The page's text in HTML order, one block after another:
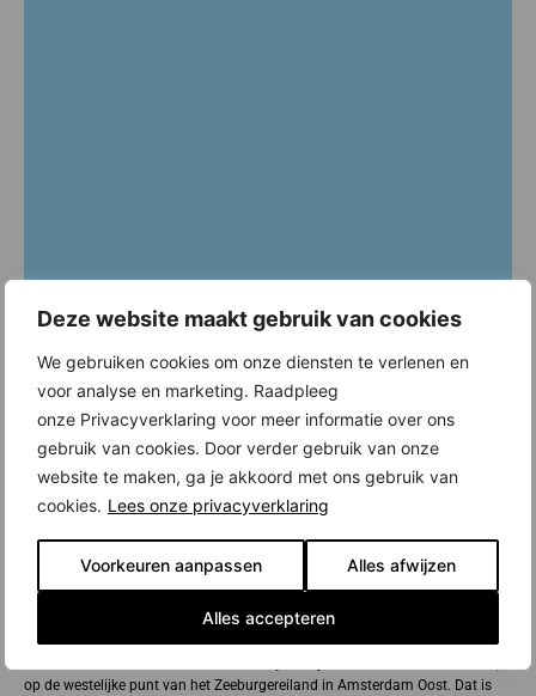
Deze website maakt gebruik van cookies
We gebruiken cookies om onze diensten te verlenen en
voor analyse en marketing. Raadpleeg
onze Privacyverklaring voor meer informatie over ons
gebruik van cookies. Door verder gebruik van onze
website te maken, ga je akkoord met ons gebruik van
cookies. Lees onze privacyverklaring
Voorkeuren aanpassen Alles afwijzen
Alles accepteren
Nieuwbouw in Sluisbuurt, Amsterdam
Sluisbuurt wordt een duurzame, groene wijk aan het IJ, niet ver van het
op de westelijke punt van het Zeeburgereiland in Amsterdam Oost. Dat is